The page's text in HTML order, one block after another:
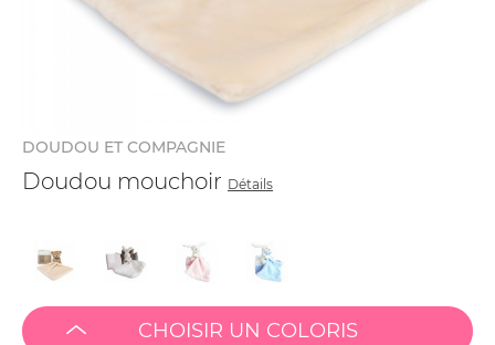
DOUDOU ET COMPAGNIE
Doudou mouchoir Détails
CHOISIR UN COLORIS